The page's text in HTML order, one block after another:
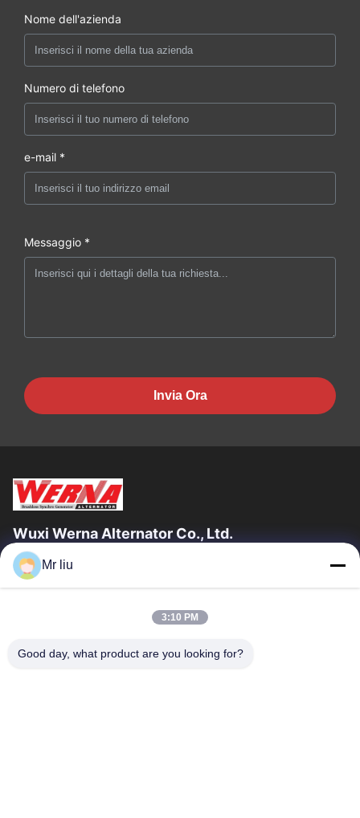
Nome dell'azienda
Numero di telefono
e-mail *
Messaggio *
Invia Ora
Wuxi Werna Alternator Co., Ltd.
Link Veloci
Su Di Noi
Visita Alla Fabbrica
Controllo Della Qualità
Mr liu
3:10 PM
Good day, what product are you looking for?